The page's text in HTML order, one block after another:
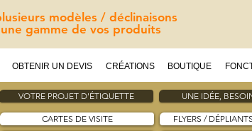
modèles / déclinaisons
gamme de vos produits
OBTENIR UN DEVIS CRÉATIONS BOUTIQUE
VOTRE PROJET D'ÉTIQUETTE UNE IDÉE,
CARTES DE VISITE
FLYERS /